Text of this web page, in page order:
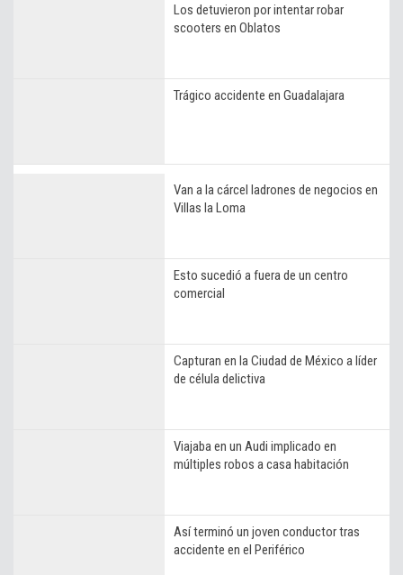
Los detuvieron por intentar robar
scooters en Oblatos
Trágico accidente en Guadalajara
Van a la cárcel ladrones de negocios en
Villas la Loma
Esto sucedió a fuera de un centro
comercial
Capturan en la Ciudad de México a líder
de célula delictiva
Viajaba en un Audi implicado en
múltiples robos a casa habitación
Así terminó un joven conductor tras
accidente en el Periférico